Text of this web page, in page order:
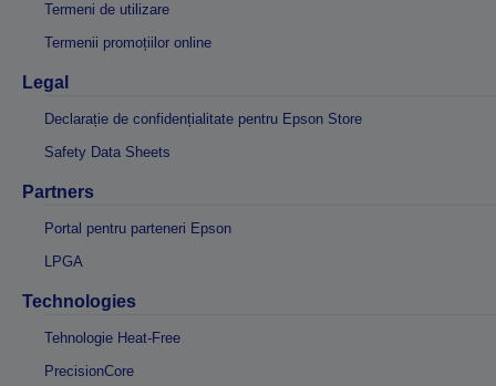
Termeni de utilizare
Termenii promoțiilor online
Legal
Declarație de confidențialitate pentru Epson Store
Safety Data Sheets
Partners
Portal pentru parteneri Epson
LPGA
Technologies
Tehnologie Heat-Free
PrecisionCore